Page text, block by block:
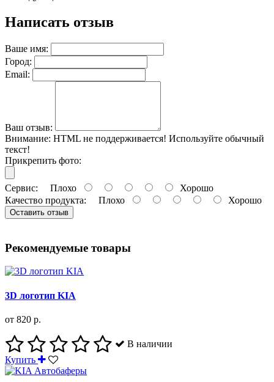
Написать отзыв
Ваше имя:
Город:
Email:
Ваш отзыв:
Внимание: HTML не поддерживается! Используйте обычный
текст!
Прикрепить фото:
Сервис: Плохо
Хорошо
Качество продукта:
Плохо Хорошо
Оставить отзыв
Рекомендуемые товары
3D логотип KIA
от 820 р.
В наличии
Купить